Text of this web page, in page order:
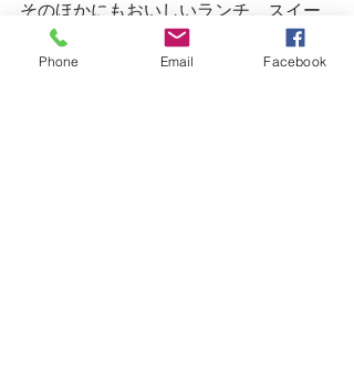
そのほかにもおいしいランチ、スイー
ツなどありますから
お近くにいった際は行ってみてくださ
Phone Email Facebook